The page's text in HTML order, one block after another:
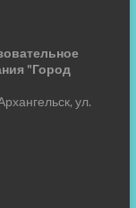
"Город
ул.